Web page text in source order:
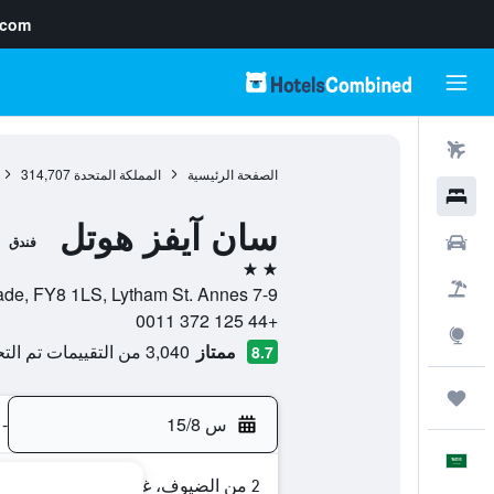
الصفحة الرئيسية المملكة المتحدة 314,707
سان آيفز هوتل فندق
2 نجمتين
7-9 South Promenade, FY8 1LS, Lytham St. Annes, إنجلترا, المملكة المتحدة
+44 125 372 0011
8.7 ممتاز 3,040 من التقييمات تم التحقق منها
س 15/8 -
2 من الضيوف، غرفة واحدة